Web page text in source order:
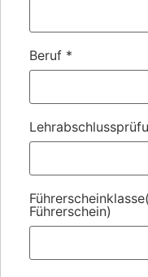
Beruf *
Führerschein)